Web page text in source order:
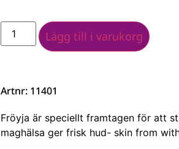
Lägg till i varukorg
Artnr: 11401
Fröyja är speciellt framtagen för att
maghälsa ger frisk hud- skin from